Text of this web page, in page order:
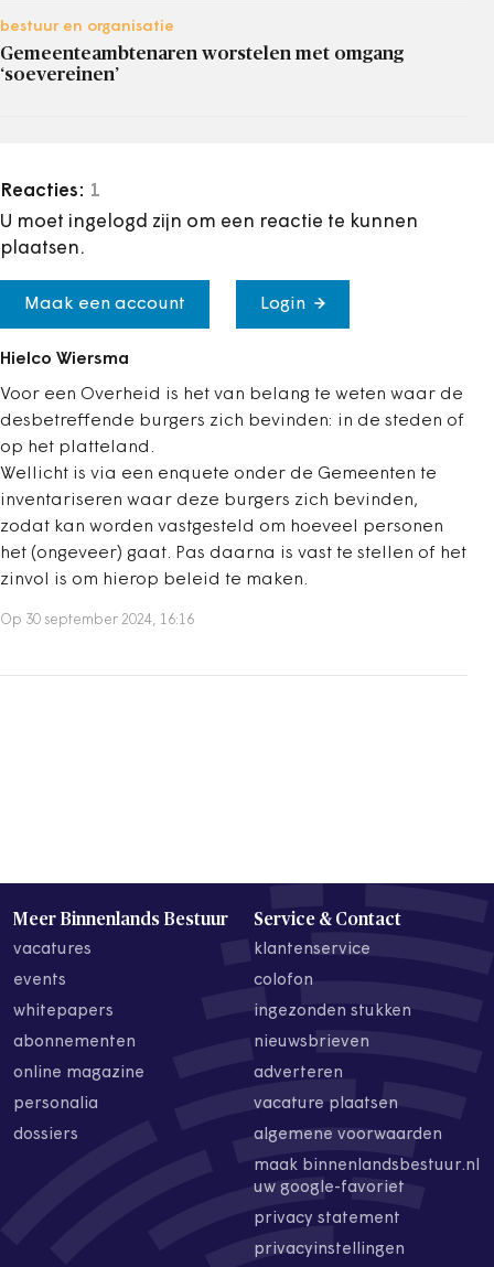
bestuur en organisatie
Gemeenteambtenaren worstelen met omgang
‘soevereinen’
Reacties: 1
U moet ingelogd zijn om een reactie te kunnen
plaatsen.
Maak een account Login
Hielco Wiersma
Voor een Overheid is het van belang te weten waar de
desbetreffende burgers zich bevinden: in de steden of
op het platteland.
Wellicht is via een enquete onder de Gemeenten te
inventariseren waar deze burgers zich bevinden,
zodat kan worden vastgesteld om hoeveel personen
het (ongeveer) gaat. Pas daarna is vast te stellen of het
zinvol is om hierop beleid te maken.
Op 30 september 2024, 16:16
Meer Binnenlands Bestuur
vacatures
events
whitepapers
abonnementen
online magazine
personalia
dossiers
Service & Contact
klantenservice
colofon
ingezonden stukken
nieuwsbrieven
adverteren
vacature plaatsen
algemene voorwaarden
maak binnenlandsbestuur.nl
uw google-favoriet
privacy statement
privacyinstellingen